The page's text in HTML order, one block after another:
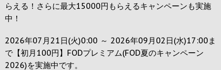
らえる！さらに最大15000円もらえるキャンペーンも実施
中！
2026年07月21日(火)0:00 ～ 2026年09月02日(水)17:00ま
で【初月100円】FODプレミアム(FOD夏のキャンペーン
2026)を実施中です。